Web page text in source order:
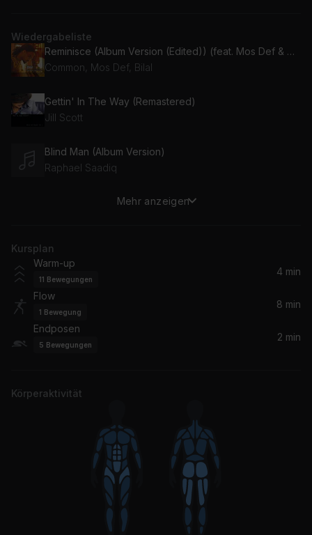
Wiedergabeliste
Reminisce (Album Version (Edited)) (feat. Mos Def & Common)
Common, Mos Def, Bilal
Gettin' In The Way (Remastered)
Jill Scott
Blind Man (Album Version)
Raphael Saadiq
Other Side Of The Game
Mehr anzeigen
Kursplan
Warm-up
11 Bewegungen
4 min
Flow
1 Bewegung
8 min
Endposen
5 Bewegungen
2 min
Körperaktivität